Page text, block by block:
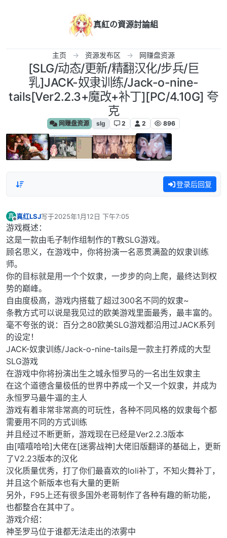
真紅の資源討論組
主页 资源发布区 网赚盘资源
[SLG/动态/更新/精翻汉化/步兵/巨
乳]JACK-奴隶训练/Jack-o-nine-
tails[Ver2.2.3+魔改+补丁][PC/4.10G] 夸
克
网赚盘资源 slg 2 2 896
登录后回复
真
离线
真红LSJ写于2025年1月12日 下午7:05
最后由 编辑
游戏概述：
这是一款由毛子制作组制作的T教SLG游戏。
顾名思义，在游戏中，你将扮演一名恶贯满盈的奴隶训练
师。
你的目标就是用一个个奴隶，一步步的向上爬，最终达到权
势的巅峰。
自由度极高，游戏内搭载了超过300名不同的奴隶~
条教方式可以说是我见过的欧美游戏里面最秀，最丰富的。
毫不夸张的说：百分之80欧美SLG游戏都沿用过JACK系列
的设定！
JACK-奴隶训练/Jack-o-nine-tails是一款主打养成的大型
SLG游戏
在游戏中你将扮演出生之城永恒罗马的一名出生奴隶主
在这个道德含量极低的世界中养成一个又一个奴隶，并成为
永恒罗马最牛逼的主人
游戏有着非常非常高的可玩性，各种不同风格的奴隶每个都
需要用不同的方式训练
并且经过不断更新，游戏现在已经是Ver2.2.3版本
由[嘻嘻哈哈]大佬在[迷雾战神]大佬旧版翻译的基础上，更新
了V2.23版本的汉化
汉化质量优秀，打了你们最喜欢的loli补丁，不知火舞补丁，
并且这个新版本也有大量的更新
另外，F95上还有很多国外老哥制作了各种有趣的新功能，
也都整合在其中了。
游戏介绍：
神圣罗马位于谁都无法走出的浓雾中